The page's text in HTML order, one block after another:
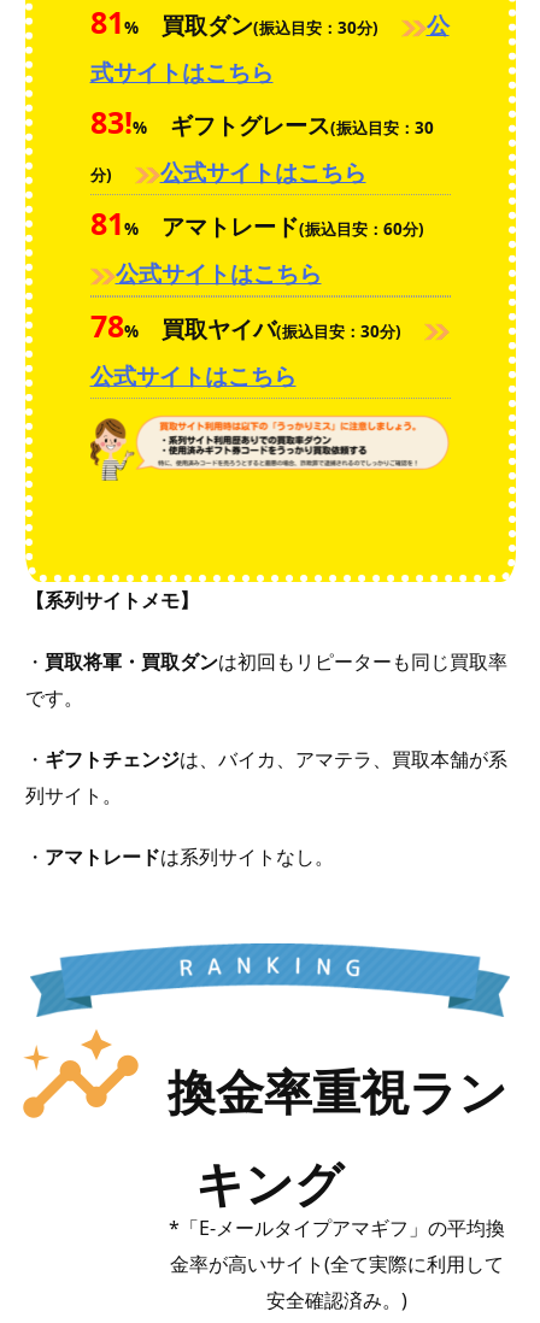
81%買取ダン(振込目安：30分)
公
式サイトはこちら
83!%ギフトグレース(振込目安：30
分) 公式サイトはこちら
81%アマトレード(振込目安：60分)
公式サイトはこちら
78%買取ヤイバ(振込目安：30分)
公式サイトはこちら
【系列サイトメモ】
・ 買取将軍・買取ダンは初回もリピーターも同じ買取率
です。
・ ギフトチェンジは、バイカ、アマテラ、買取本舗が系
列サイト。
・ アマトレードは系列サイトなし。
insights 換金率重視ラン
キング
「E-メールタイプアマギフ」の平均換
金率が高いサイト(全て実際に利用して
安全確認済み。)